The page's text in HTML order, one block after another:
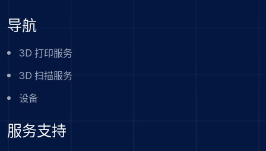
导航
3D 打印服务
3D 扫描服务
设备
服务支持